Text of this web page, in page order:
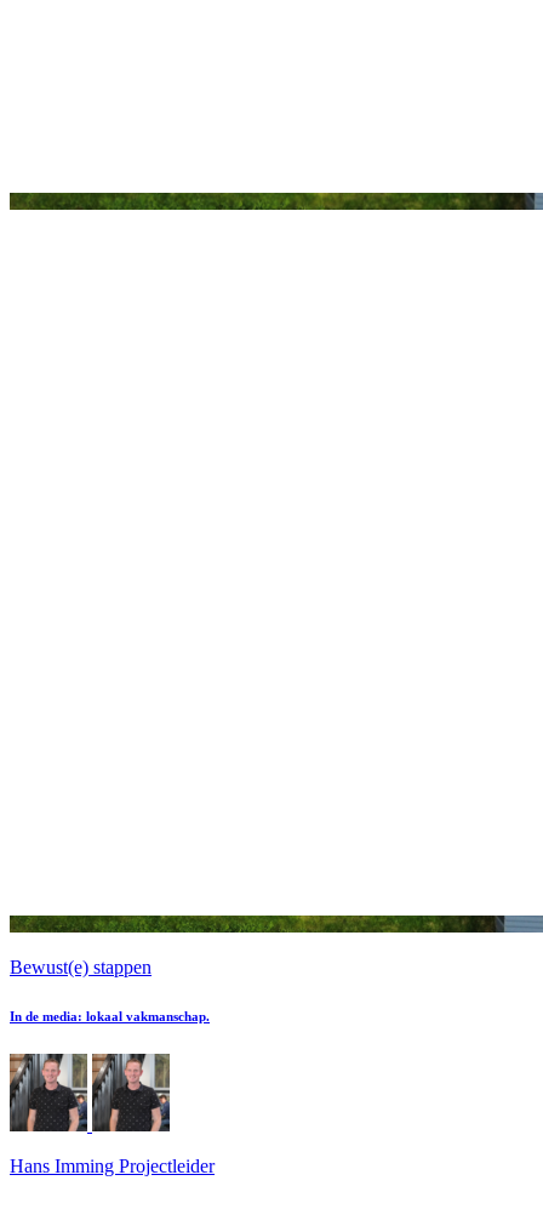
Bewust(e) stappen
In de media: lokaal vakmanschap.
Hans Imming Projectleider